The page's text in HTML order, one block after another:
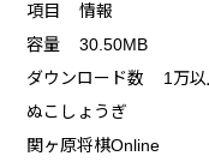
項目 情報
容量 30.50MB
ダウンロード数 1万以
ぬこしょうぎ
関ヶ原将棋Online